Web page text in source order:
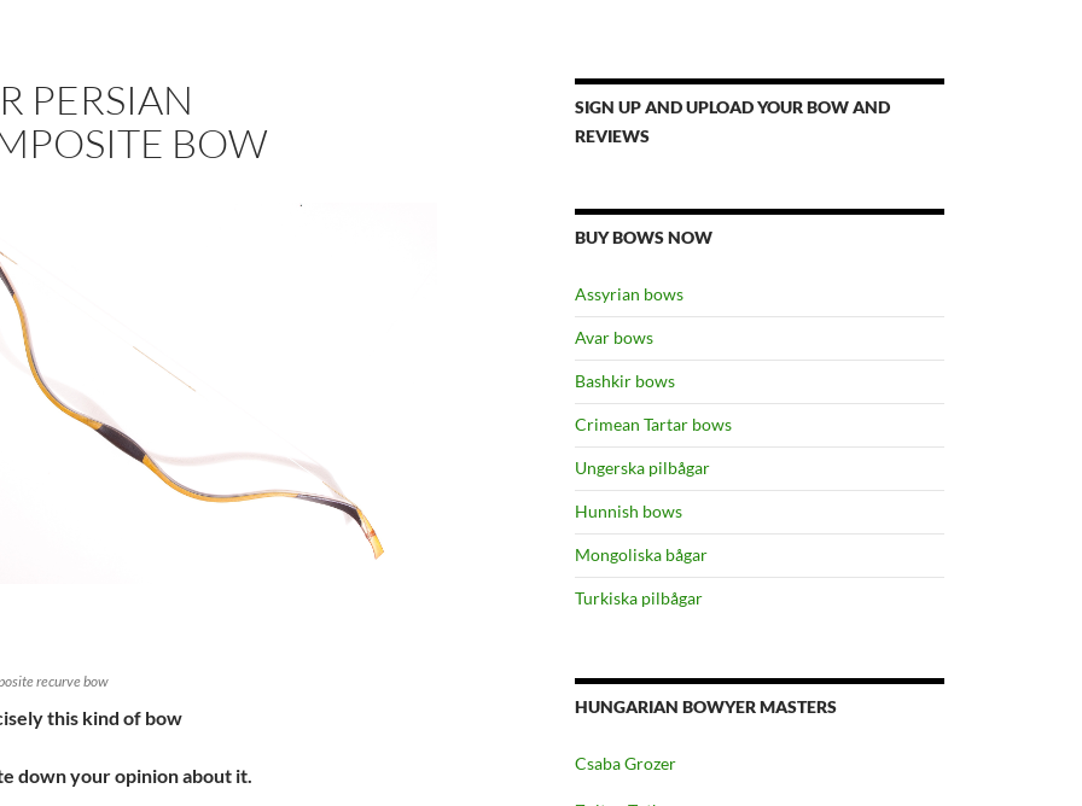
PERSIAN
BOW
recurve bow
this kind of bow
down your opinion about it.
SIGN UP AND UPLOAD YOUR BOW AND
REVIEWS
BUY BOWS NOW
Assyrian bows
Avar bows
Bashkir bows
Crimean Tartar bows
Ungerska pilbågar
Hunnish bows
Mongoliska bågar
Turkiska pilbågar
HUNGARIAN BOWYER MASTERS
Csaba Grozer